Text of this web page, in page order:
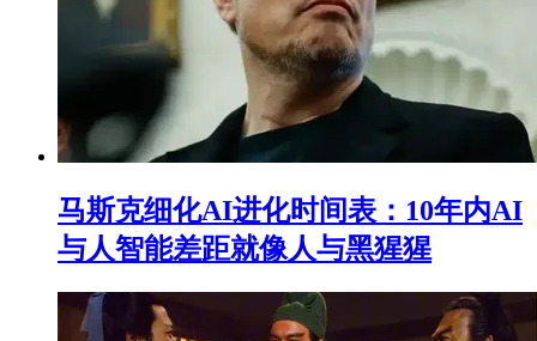
马斯克细化AI进化时间表：10年内AI
与人智能差距就像人与黑猩猩